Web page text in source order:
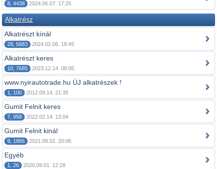
8, 4438 2024.06.07. 17:26
Alkatrész
Alkatrészt kínál
28, 5683 2024.02.06. 18:45
Alkatrészt keres
10, 7685 2023.12.14. 08:05
www.nyirautotrade.hu ÚJ alkatrészek !
1, 100 2012.09.14. 21:35
Gumit Felnit keres
7, 958 2022.02.14. 13:04
Gumit Felnit kinál
9, 1866 2021.09.02. 20:06
Egyéb
1, 26 2020.09.01. 12:28